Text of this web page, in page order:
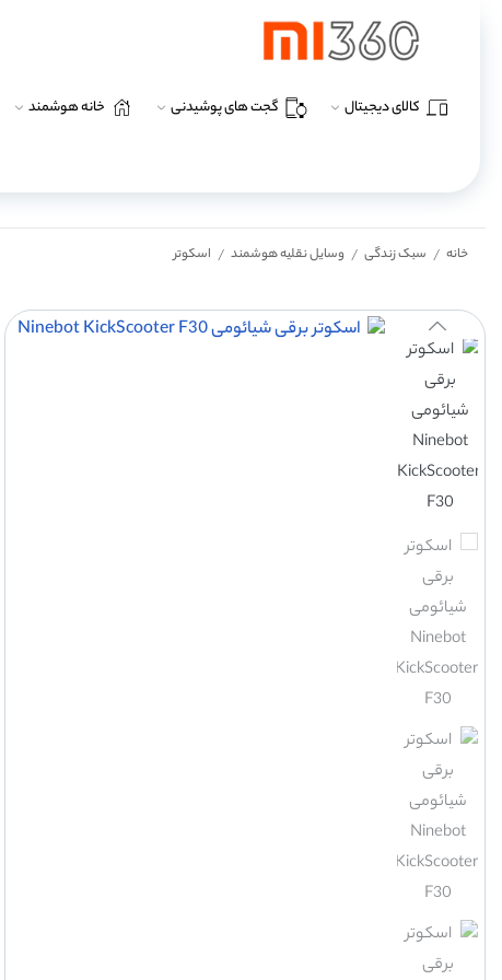
کالای دیجیتال گجت های پوشیدنی خانه هوشمند
خانه / سبک زندگی / وسایل نقلیه هوشمند / اسکوتر